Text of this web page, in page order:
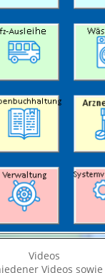
Videos
Videos